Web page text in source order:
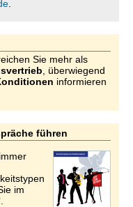
Sie mehr als
, überwiegend
informieren
führen
im